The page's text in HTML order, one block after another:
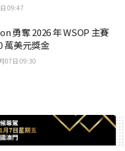
09:47
勇奪 2026 年 WSOP 主賽
萬美元獎金
07日 09:30